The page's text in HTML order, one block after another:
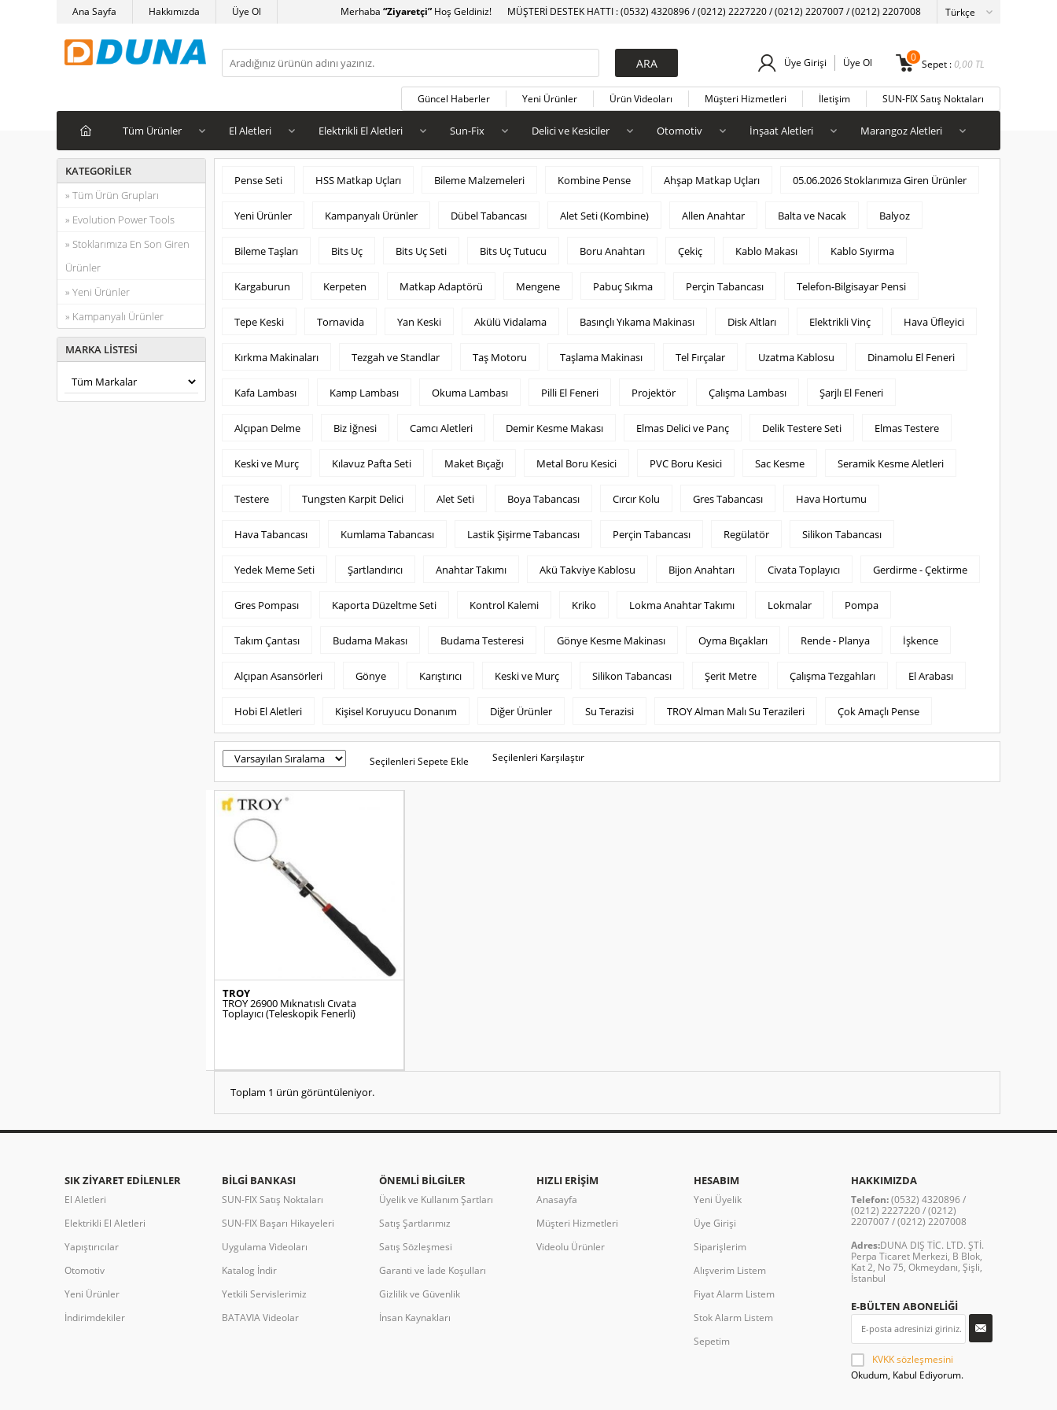
Ana Sayfa Hakkımızda Üye Ol Merhaba “Ziyaretçi” Hoş Geldiniz! MÜŞTERİ DESTEK HATTI : (0532) 4320896 / (0212) 2227220 / (0212) 2207007 / (0212) 2207008
0
Sepet : 0,00 TL
Üye Girişi Üye Ol
Güncel Haberler Yeni Ürünler Ürün Videoları Müşteri Hizmetleri İletişim SUN-FIX Satış Noktaları
Tüm Ürünler El Aletleri Elektrikli El Aletleri Sun-Fix Delici ve Kesiciler Otomotiv İnşaat Aletleri Marangoz Aletleri
KATEGORILER
» Tüm Ürün Grupları
» Evolution Power Tools
» Stoklarımıza En Son Giren
Ürünler
» Yeni Ürünler
» Kampanyalı Ürünler
MARKA LISTESI
Pense Seti HSS Matkap Uçları Bileme Malzemeleri Kombine Pense Ahşap Matkap Uçları 05.06.2026 Stoklarımıza Giren Ürünler
Yeni Ürünler Kampanyalı Ürünler Dübel Tabancası Alet Seti (Kombine) Allen Anahtar Balta ve Nacak Balyoz
Bileme Taşları Bits Uç Bits Uç Seti Bits Uç Tutucu Boru Anahtarı Çekiç Kablo Makası Kablo Sıyırma
Kargaburun Kerpeten Matkap Adaptörü Mengene Pabuç Sıkma Perçin Tabancası Telefon-Bilgisayar Pensi
Tepe Keski Tornavida Yan Keski Akülü Vidalama Basınçlı Yıkama Makinası Disk Altları Elektrikli Vinç Hava Üfleyici
Kırkma Makinaları Tezgah ve Standlar Taş Motoru Taşlama Makinası Tel Fırçalar Uzatma Kablosu Dinamolu El Feneri
Kafa Lambası Kamp Lambası Okuma Lambası Pilli El Feneri Projektör Çalışma Lambası Şarjlı El Feneri
Alçıpan Delme Biz İğnesi Camcı Aletleri Demir Kesme Makası Elmas Delici ve Panç Delik Testere Seti Elmas Testere
Keski ve Murç Kılavuz Pafta Seti Maket Bıçağı Metal Boru Kesici PVC Boru Kesici Sac Kesme Seramik Kesme Aletleri
Testere Tungsten Karpit Delici Alet Seti Boya Tabancası Cırcır Kolu Gres Tabancası Hava Hortumu
Hava Tabancası Kumlama Tabancası Lastik Şişirme Tabancası Perçin Tabancası Regülatör Silikon Tabancası
Yedek Meme Seti Şartlandırıcı Anahtar Takımı Akü Takviye Kablosu Bijon Anahtarı Civata Toplayıcı Gerdirme - Çektirme
Gres Pompası Kaporta Düzeltme Seti Kontrol Kalemi Kriko Lokma Anahtar Takımı Lokmalar Pompa
Takım Çantası Budama Makası Budama Testeresi Gönye Kesme Makinası Oyma Bıçakları Rende - Planya İşkence
Alçıpan Asansörleri Gönye Karıştırıcı Keski ve Murç Silikon Tabancası Şerit Metre Çalışma Tezgahları El Arabası
Hobi El Aletleri Kişisel Koruyucu Donanım Diğer Ürünler Su Terazisi TROY Alman Malı Su Terazileri Çok Amaçlı Pense
Seçilenleri Sepete Ekle Seçilenleri Karşılaştır
TROY
TROY 26900 Mıknatıslı Cıvata
Toplayıcı (Teleskopik Fenerli)
Toplam 1 ürün görüntüleniyor.
SIK ZIYARET EDILENLER
El Aletleri
Elektrikli El Aletleri
Yapıştırıcılar
Otomotiv
Yeni Ürünler
İndirimdekiler
BILGI BANKASI
SUN-FIX Satış Noktaları
SUN-FIX Başarı Hikayeleri
Uygulama Videoları
Katalog İndir
Yetkili Servislerimiz
BATAVIA Videolar
ÖNEMLI BILGILER
Üyelik ve Kullanım Şartları
Satış Şartlarımız
Satış Sözleşmesi
Garanti ve İade Koşulları
Gizlilik ve Güvenlik
İnsan Kaynakları
HIZLI ERIŞIM
Anasayfa
Müşteri Hizmetleri
Videolu Ürünler
HESABIM
Yeni Üyelik
Üye Girişi
Siparişlerim
Alışverim Listem
Fiyat Alarm Listem
Stok Alarm Listem
Sepetim
HAKKIMIZDA
Telefon:(0532) 4320896 /
(0212) 2227220 / (0212)
2207007 / (0212) 2207008
Adres:DUNA DIŞ TİC. LTD. ŞTİ.
Perpa Ticaret Merkezi, B Blok,
Kat 2, No 75, Okmeydanı, Şişli,
İstanbul
E-BÜLTEN ABONELİĞİ
KVKK sözleşmesini
Okudum, Kabul Ediyorum.